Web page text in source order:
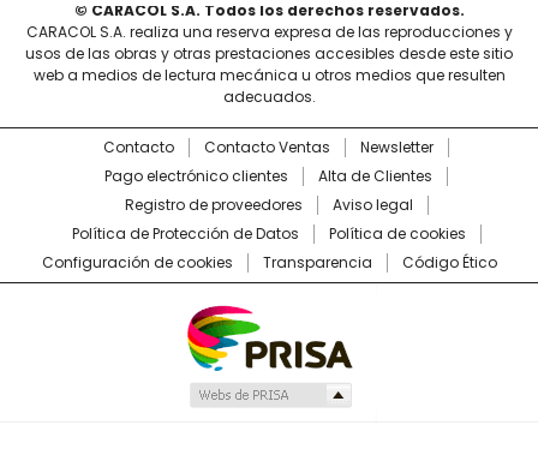
© CARACOL S.A. Todos los derechos reservados.
CARACOL S.A. realiza una reserva expresa de las reproducciones y
usos de las obras y otras prestaciones accesibles desde este sitio
web a medios de lectura mecánica u otros medios que resulten
adecuados.
Contacto Contacto Ventas
Newsletter
Pago electrónico clientes
Alta de Clientes
Registro de proveedores
Aviso legal
Política de Protección de Datos
Política de cookies
Configuración de cookies
Transparencia Código Ético